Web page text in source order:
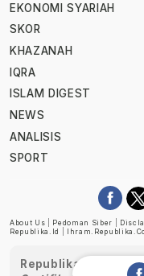
EKONOMI SYARIAH
SKOR
KHAZANAH
IQRA
ISLAM DIGEST
NEWS
ANALISIS
SPORT
About Us Pedoman Siber
Republika.id
Republika telah